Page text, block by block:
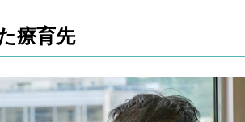
療育先